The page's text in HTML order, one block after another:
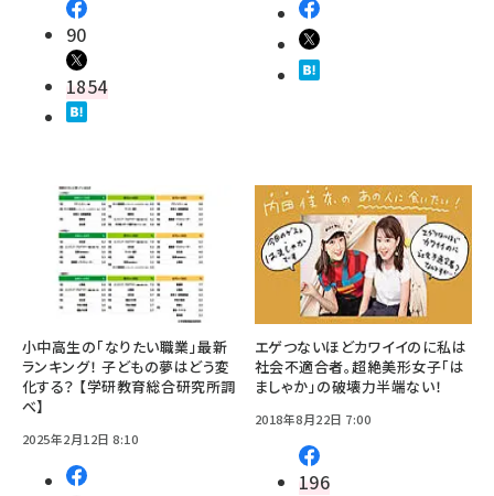
90
1854
小中高生の「なりたい職業」最新
ランキング！ 子どもの夢はどう変
化する？ 【学研教育総合研究所調
べ】
2025年2月12日 8:10
エゲつないほどカワイイのに私は
社会不適合者。超絶美形女子「は
ましゃか」の破壊力半端ない！
2018年8月22日 7:00
196